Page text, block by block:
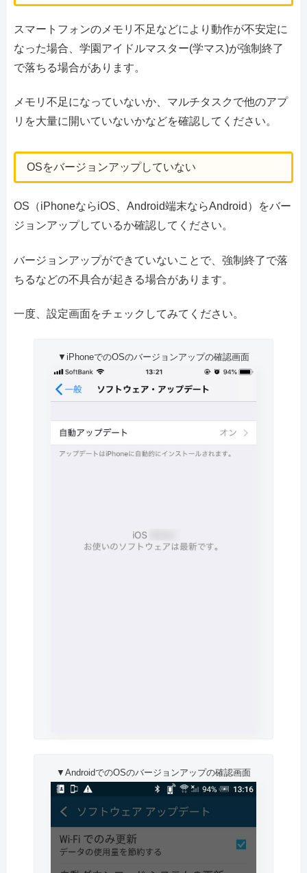
スマートフォンのメモリ不足などにより動作が不安定に
なった場合、学園アイドルマスター(学マス)が強制終了
で落ちる場合があります。
メモリ不足になっていないか、マルチタスクで他のアプ
リを大量に開いていないかなどを確認してください。
OSをバージョンアップしていない
OS（iPhoneならiOS、Android端末ならAndroid）をバー
ジョンアップしているか確認してください。
バージョンアップができていないことで、強制終了で落
ちるなどの不具合が起きる場合があります。
一度、設定画面をチェックしてみてください。
▼iPhoneでのOSのバージョンアップの確認画面
▼AndroidでのOSのバージョンアップの確認画面